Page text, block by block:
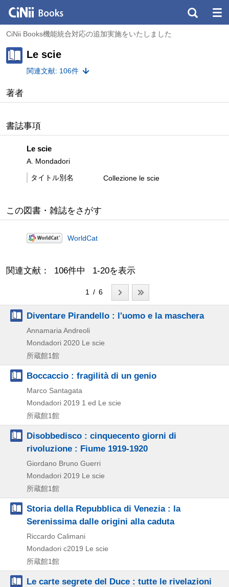
CiNii Books機能統合対応の追加実施をいたしました
Le scie
関連文献: 106件
著者
書誌事項
Le scie
A. Mondadori
タイトル別名
Collezione le scie
この図書・雑誌をさがす
WorldCat
関連文献： 106件中 1-20を表示
1 / 6
Diventare Pirandello : l'uomo e la maschera
Annamaria Andreoli
Mondadori 2020 Le scie
所蔵館1館
Boccaccio : fragilità di un genio
Marco Santagata
Mondadori 2019 1 ed Le scie
所蔵館1館
Disobbedisco : cinquecento giorni di
rivoluzione : Fiume 1919-1920
Giordano Bruno Guerri
Mondadori 2019 Le scie
所蔵館1館
Storia della Repubblica di Venezia : la
Serenissima dalle origini alla caduta
Riccardo Calimani
Mondadori c2019 Le scie
所蔵館1館
Le carte segrete del Duce : tutte le rivelazioni